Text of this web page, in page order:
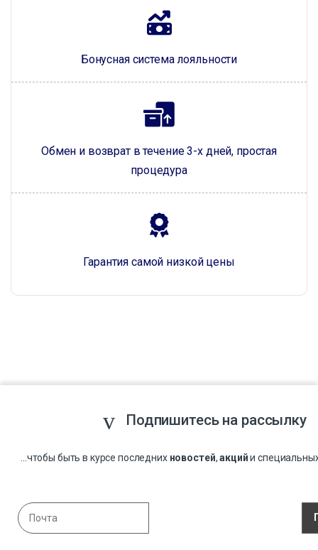
Бонусная система лояльности
Обмен и возврат в течение 3-х дней, простая
процедура
Гарантия самой низкой цены
Подпишитесь на рассылку
...чтобы быть в курсе последних новостей,акцийи